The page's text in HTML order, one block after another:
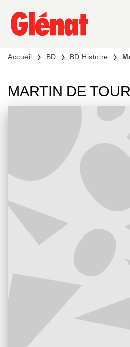
MENU RECHERCHE
PIED DE PAGE
Accueil BD BD Histoire
MARTIN DE